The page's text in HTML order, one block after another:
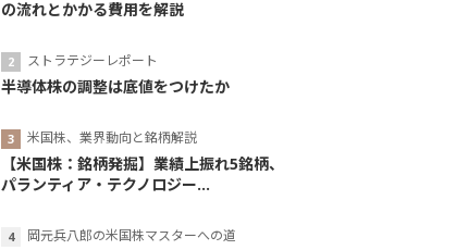
の流れとかかる費用を解説
ストラテジーレポート
半導体株の調整は底値をつけたか
米国株、業界動向と銘柄解説
【米国株：銘柄発掘】業績上振れ5銘柄、
パランティア・テクノロジー...
岡元兵八郎の米国株マスターへの道